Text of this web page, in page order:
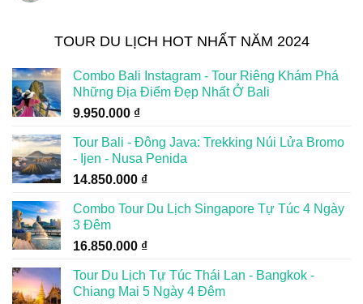
TOUR DU LỊCH HOT NHẤT NĂM 2024
Combo Bali Instagram - Tour Riêng Khám Phá
Những Địa Điểm Đẹp Nhất Ở Bali
9.950.000 ₫
Tour Bali - Đông Java: Trekking Núi Lửa Bromo
- Ijen - Nusa Penida
14.850.000 ₫
Combo Tour Du Lịch Singapore Tự Túc 4 Ngày
3 Đêm
16.850.000 ₫
Tour Du Lịch Tự Túc Thái Lan - Bangkok -
Chiang Mai 5 Ngày 4 Đêm